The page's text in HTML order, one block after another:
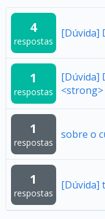
4
respostas
[Dúvida]
1
respostas
[Dúvida]
1
respostas
sobre o
1
respostas
[Dúvida]